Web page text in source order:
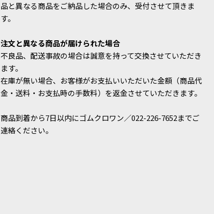
品と異なる商品をご納品した場合のみ、受付させて頂きま
す。
注文と異なる商品が届けられた場合
不良品、配送事故の場合は誠意を持って交換させていただき
ます。
在庫が無い場合、お客様がお支払いいただいた金額（商品代
金・送料・お支払時の手数料）を返金させていただきます。
商品到着から7日以内にゴムクロワン／022-226-7652までご
連絡ください。